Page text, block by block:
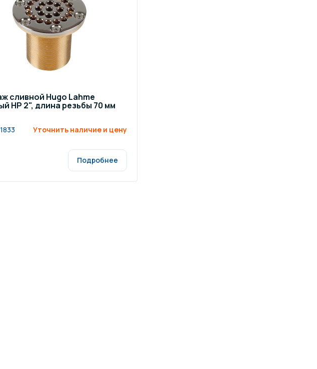
Измерение параметров воды
Строительные материалы
сливной Hugo Lahme
НР 2", длина резьбы 70 мм
Уточнить наличие и цену
Подробнее